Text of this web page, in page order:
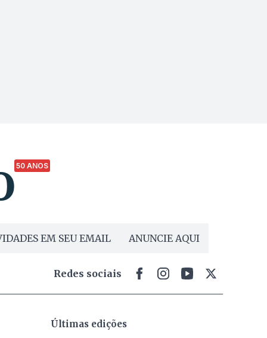
50 ANOS
EM SEU EMAIL ANUNCIE AQUI
Redes sociais
Últimas edições